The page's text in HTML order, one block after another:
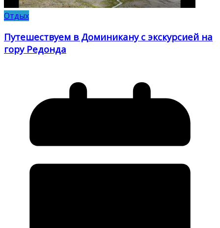
Отдых
Путешествуем в Доминикану с экскурсией на
гору Редонда